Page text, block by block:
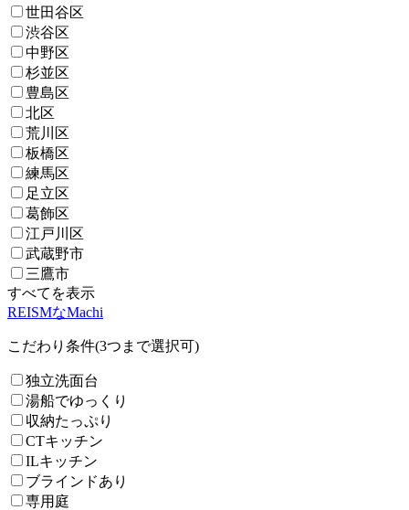
世田谷区
渋谷区
中野区
杉並区
豊島区
北区
荒川区
板橋区
練馬区
足立区
葛飾区
江戸川区
武蔵野市
三鷹市
すべてを表示
REISMなMachi
こだわり条件(3つまで選択可)
独立洗面台
湯船でゆっくり
収納たっぷり
CTキッチン
ILキッチン
ブラインドあり
専用庭